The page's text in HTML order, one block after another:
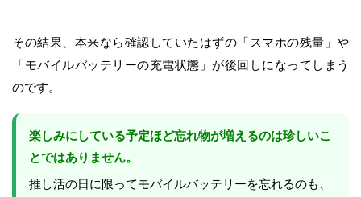
その結果、本来なら確認していたはずの「スマホの残量」や
「モバイルバッテリーの充電状態」が後回しになってしまう
のです。
楽しみにしている予定ほど忘れ物が増えるのは珍しいこ
とではありません。
推し活の日に限ってモバイルバッテリーを忘れるのも、